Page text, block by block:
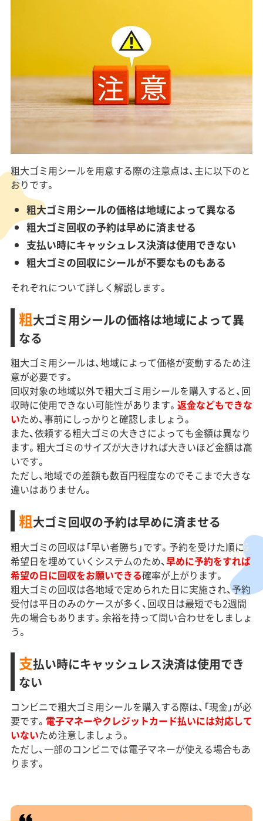
粗大ゴミ用シールを用意する際の注意点は、主に以下のと
おりです。
粗大ゴミ用シールの価格は地域によって異なる
粗大ゴミ回収の予約は早めに済ませる
支払い時にキャッシュレス決済は使用できない
粗大ゴミの回収にシールが不要なものもある
それぞれについて詳しく解説します。
粗大ゴミ用シールの価格は地域によって異
なる
粗大ゴミ用シールは、地域によって価格が変動するため注
意が必要です。
回収対象の地域以外で粗大ゴミ用シールを購入すると、回
収時に使用できない可能性があります。 返金などもできな
いため、事前にしっかりと確認しましょう。
また、依頼する粗大ゴミの大きさによっても金額は異なり
ます。粗大ゴミのサイズが大きければ大きいほど金額は高
いです。
ただし、地域での差額も数百円程度なのでそこまで大きな
違いはありません。
粗大ゴミ回収の予約は早めに済ませる
粗大ゴミの回収は「早い者勝ち」です。予約を受けた順に
希望日を埋めていくシステムのため、早めに予約をすれば
希望の日に回収をお願いできる確率が上がります。
粗大ゴミの回収は各地域で定められた日に実施され、予約
受付は平日のみのケースが多く、回収日は最短でも2週間
先の場合もあります。余裕を持って問い合わせをしましょ
う。
支払い時にキャッシュレス決済は使用でき
ない
コンビニで粗大ゴミ用シールを購入する際は、「現金」が必
要です。 電子マネーやクレジットカード払いには対応して
いないため注意しましょう。
ただし、一部のコンビニでは電子マネーが使える場合もあ
ります。